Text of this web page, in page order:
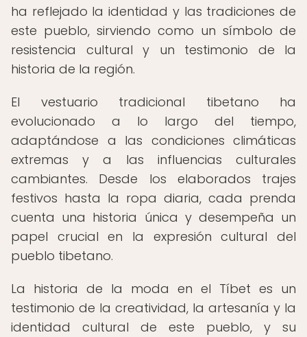
ha reflejado la identidad y las tradiciones de
este pueblo, sirviendo como un símbolo de
resistencia cultural y un testimonio de la
historia de la región.
El vestuario tradicional tibetano ha
evolucionado a lo largo del tiempo,
adaptándose a las condiciones climáticas
extremas y a las influencias culturales
cambiantes. Desde los elaborados trajes
festivos hasta la ropa diaria, cada prenda
cuenta una historia única y desempeña un
papel crucial en la expresión cultural del
pueblo tibetano.
La historia de la moda en el Tíbet es un
testimonio de la creatividad, la artesanía y la
identidad cultural de este pueblo, y su